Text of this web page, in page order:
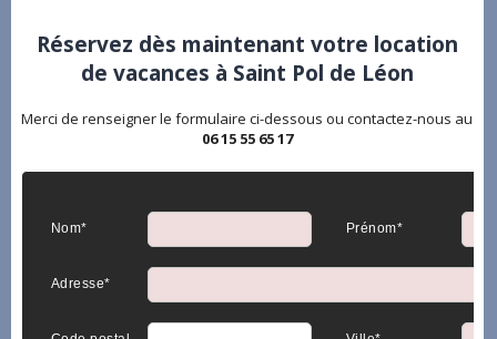
Réservez dès maintenant votre location
de vacances à Saint Pol de Léon
Merci de renseigner le formulaire ci-dessous ou contactez-nous au
06 15 55 65 17
Nom* Prénom*
Adresse*